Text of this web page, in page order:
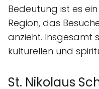
Bedeutung ist es
Region, das
anzieht. Insgesamt
kulturellen und
St. Nikolaus